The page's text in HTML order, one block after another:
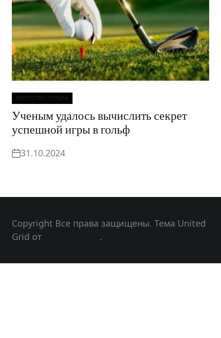
Рубрики
ИСКУССТВО ГОЛЬФА
Ученым удалось вычислить секрет
успешной игры в гольф
31.10.2024
Copyright Все права защищены. Тема United
Grid от
.